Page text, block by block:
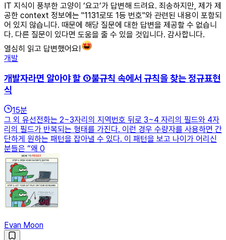
IT 지식이 풍부한 고양이 ‘요고’가 답변해 드려요. 죄송하지만, 제가 제
공한 context 정보에는 "1131로또 1등 번호"와 관련된 내용이 포함되
어 있지 않습니다. 때문에 해당 질문에 대한 답변을 제공할 수 없습니
다. 다른 질문이 있다면 도움을 줄 수 있을 것입니다. 감사합니다.
열심히 읽고 답변했어요!
개발
개발자라면 알아야 할 ①불규칙 속에서 규칙을 찾는 정규표현
식
15분
그 외 유선전화는 2~3자리의 지역번호 뒤로 3~4 자리의 필드와 4자
리의 필드가 반복되는 형태를 가진다. 이런 경우 수량자를 사용하면 간
단하게 원하는 패턴을 잡아낼 수 있다. 이 패턴을 보고 나이가 어리신
분들은 “왜 0
Evan Moon